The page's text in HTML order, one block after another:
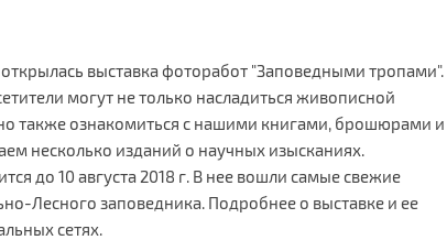
выставка фоторабот "Заповедными тропами".
могут не только насладиться живописной
также ознакомиться с нашими книгами, брошюрами и
несколько изданий о научных изысканиях.
до 10 августа 2018 г. В нее вошли самые свежие
Лесного заповедника. Подробнее о выставке и ее
сетях.